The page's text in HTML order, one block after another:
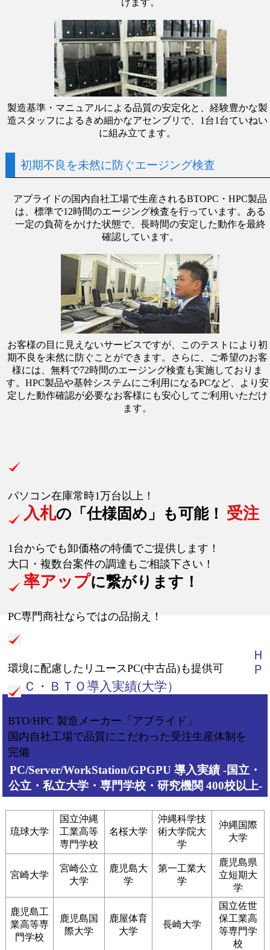
けます。
製造基準・マニュアルによる品質の安定化と、経験豊かな製
造スタッフによるきめ細かなアセンブリで、1台1台ていねい
に組み立てます。
初期不良を未然に防ぐエージング検査
アプライドの国内自社工場で生産されるBTOPC・HPC製品
は、標準で12時間のエージング検査を行っています。ある
一定の負荷をかけた状態で、長時間の安定した動作を最終
確認しています。
お客様の目に見えないサービスですが、このテストにより初
期不良を未然に防ぐことができます。さらに、ご希望のお客
様には、無料で72時間のエージング検査も実施しておりま
す。HPC製品や基幹システムにご利用になるPCなど、より安
定した動作確認が必要なお客様にも安心してご利用いただけ
ます。
パソコン在庫常時1万台以上！
1台からでも卸価格の特価でご提供します！
大口・複数台案件の調達もご相談下さい！
PC専門商社ならではの品揃え！
環境に配慮したリユースPC(中古品)も提供可
BTO/HPC 製造メーカー「アプライド」
国内自社工場で品質にこだわった受注生産体制を
完備
入札の「仕様固め」も可能！ 受注
率アップに繋がります！
Ｈ
Ｐ
Ｃ・ＢＴＯ導入実績(大学）
PC/Server/WorkStation/GPGPU 導入実績 -国立・
公立・私立大学・専門学校・研究機関 400校以上-
琉球大学
国立沖縄
工業高等
専門学校
名桜大学
沖縄科学技
術大学院大
学
沖縄国際
大学
宮崎大学
宮崎公立
大学
鹿児島大
学
第一工業大
学
鹿児島県
立短期大
学
鹿児島工
業高等専
門学校
鹿児島国
際大学
鹿屋体育
大学
長崎大学
国立佐世
保工業高
等専門学
校